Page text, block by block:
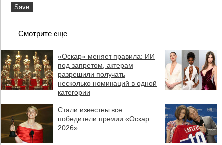
Смотрите еще
«Оскар» меняет правила: ИИ
под запретом, актерам
разрешили получать
несколько номинаций в одной
категории
Стали известны все
победители премии «Оскар
2026»